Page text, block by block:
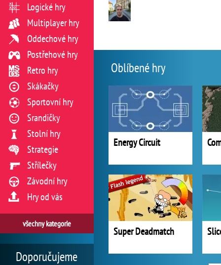
Oblíbené hry
Energy Circuit
Super Deadmatch
Logické hry
Multiplayer hry
Oddechové hry
Postřehové hry
Retro hry
Skákačky
Sportovní hry
Srandičky
Stolní hry
Strategie
Střílečky
Závodní hry
Hry od vás
všechny kategorie
Doporučujeme